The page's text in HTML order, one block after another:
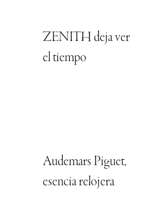
ZENITH deja ver
el tiempo
Audemars Piguet,
esencia relojera